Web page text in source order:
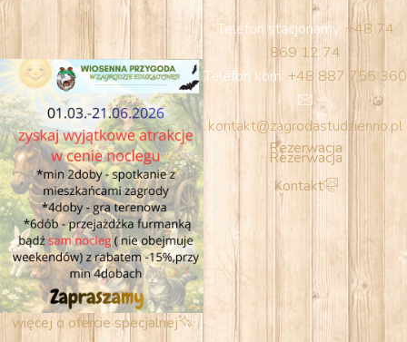
więcej o ofercie specjalnej
Telefon stacjonarny: +48 74
869 12 74
Telefon kom: +48 887 755 360
kontakt@zagrodastudzienno.pl
Rezerwacja
Rezerwacja
Kontakt